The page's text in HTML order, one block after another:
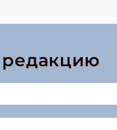
редакцию